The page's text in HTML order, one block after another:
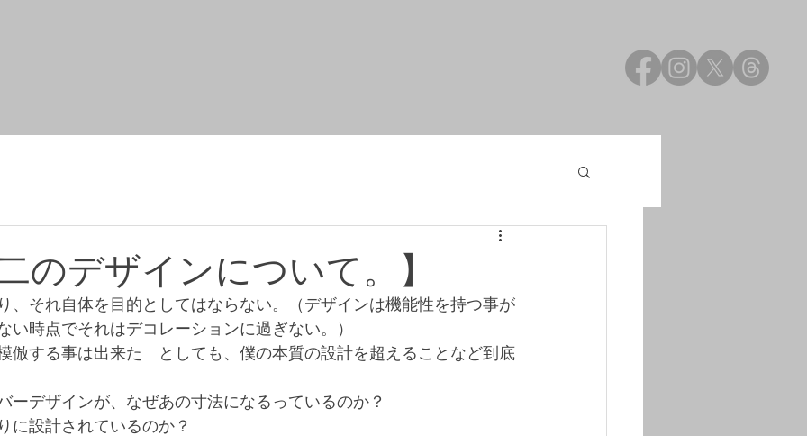
のデザインについて。】
、それ自体を目的としてはならない。（デザインは機能性を持つ事が
い時点でそれはデコレーションに過ぎない。）
倣する事は出来た　としても、僕の本質の設計を超えることなど到底
ーデザインが、なぜあの寸法になるっているのか？
に設計されているのか？